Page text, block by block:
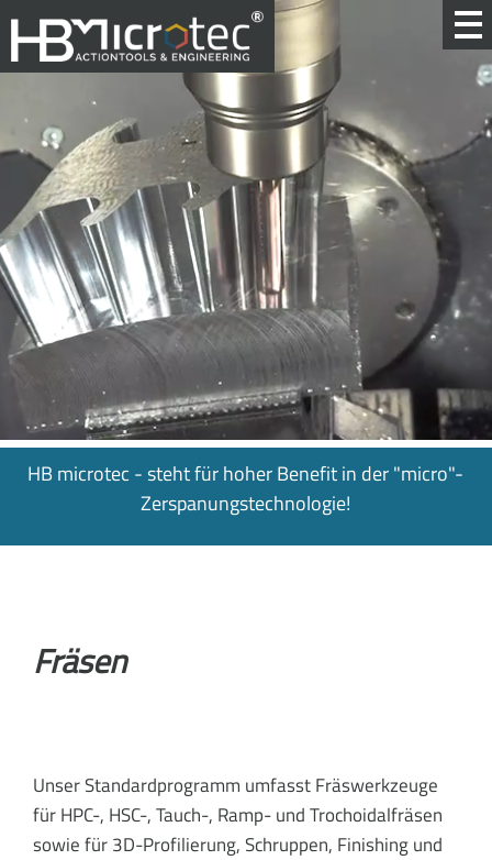
HB microtec - steht für hoher Benefit in der "micro"-
Zerspanungstechnologie!
Fräsen
Unser Standardprogramm umfasst Fräswerkzeuge
für HPC-, HSC-, Tauch-, Ramp- und Trochoidalfräsen
sowie für 3D-Profilierung, Schruppen, Finishing und